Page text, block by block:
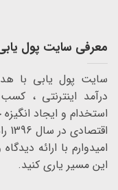
معرفی سایت پول
سایت پول یابی با
درآمد اینترنتی ،
استخدام و ایجاد
اقتصادی در سال 1396 راه اندازی شد.
امیدوارم با ارائه
این مسیر یاری کنید.